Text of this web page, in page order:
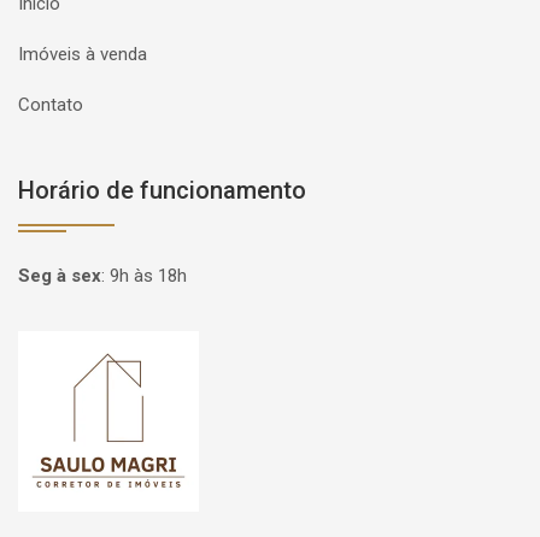
Imóveis à venda
Contato
Horário de funcionamento
Seg à sex: 9h às 18h
Página inicial